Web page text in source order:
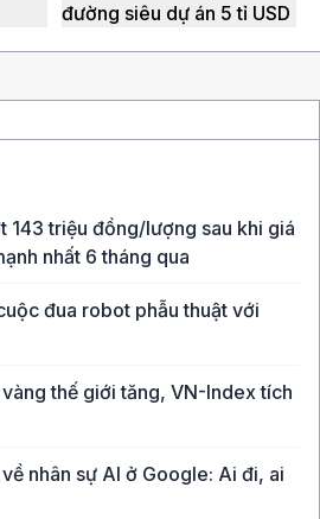
đường siêu dự án 5 tỉ USD
143 triệu đồng/lượng sau khi giá
nhất 6 tháng qua
đua robot phẫu thuật với
thế giới tăng, VN-Index tích
nhân sự AI ở Google: Ai đi, ai